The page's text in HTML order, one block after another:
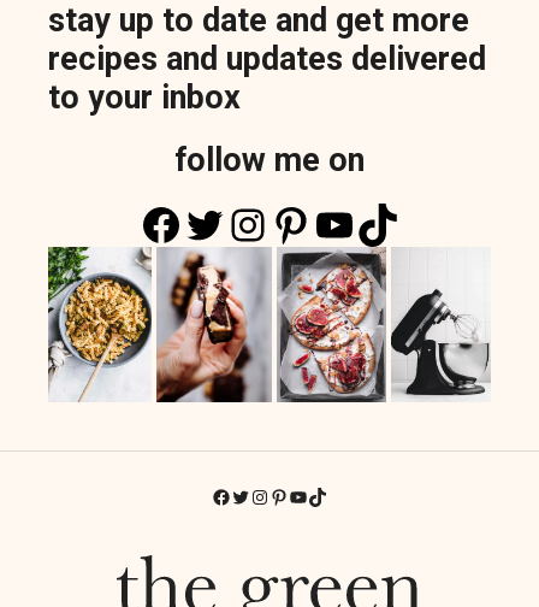
stay up to date and get more
recipes and updates delivered
to your inbox
follow me on
Facebook
Twitter
Instagram
Pinterest
YouTube
TikTok
Facebook
Twitter
Instagram
Pinterest
YouTube
TikTok